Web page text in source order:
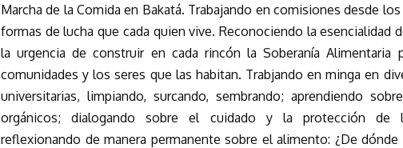
Marcha de la Comida en Bakatá. Trabajando en comisiones desde
formas de lucha que cada quien vive. Reconociendo la esencialidad
la urgencia de construir en cada rincón la Soberanía Alimentaria
comunidades y los seres que las habitan. Trabjando en minga en
universitarias, limpiando, surcando, sembrando; aprendiendo
orgánicos; dialogando sobre el cuidado y la protección de
reflexionando de manera permanente sobre el alimento: ¿De dónde